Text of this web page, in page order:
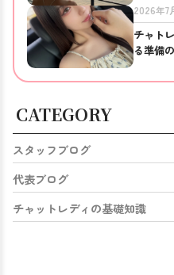
2026年7
チャト
る準備
CATEGORY
スタッフブログ
代表ブログ
チャットレディの基礎知識